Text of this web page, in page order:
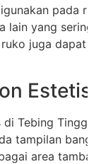
pada
lain yang sering
juga dapat
Estetis
Tebing Tinggi
tampilan
area